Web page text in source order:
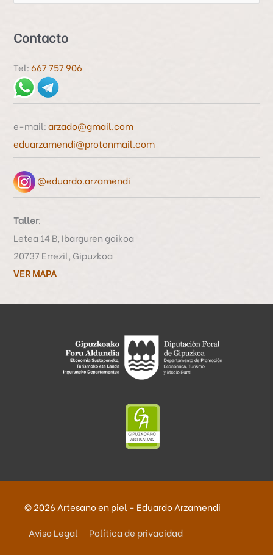
u
c
r
p
r
:
Contacto
Tel:667 757 906
e-mail:arzado@gmail.com
eduarzamendi@protonmail.com
@eduardo.arzamendi
Taller:
Letea 14 B, Ibarguren goikoa
20737 Errezil, Gipuzkoa
VER MAPA
© 2026 Artesano en piel - Eduardo Arzamendi
Aviso Legal
Política de privacidad